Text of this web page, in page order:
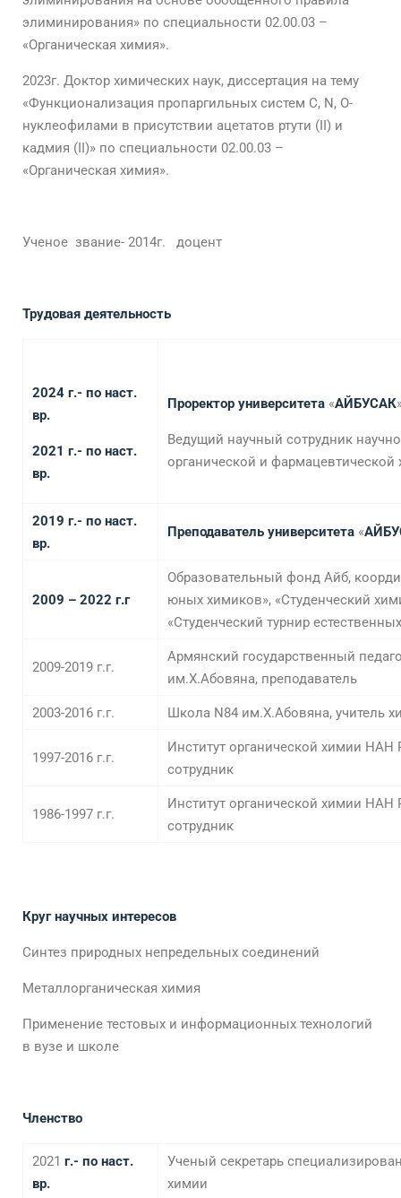
элиминирования» по специальности 02.00.03 –
«Органическая химия».
2023г. Доктор химических наук, диссертация на тему
«Функционализация пропаргильных систем С, N, O-
нуклеофилами в присутствии ацетатов ртути (II) и
кадмия (II)» по специальности 02.00.03 –
«Органическая химия».
Ученое звание- 2014г. доцент
Трудовая деятельность
2024 г.- по наст.
вр.
2021 г.- по наст.
вр.
Проректор университета «АЙБУСАК
Ведущий научный сотрудник
органической и
2019 г.- по наст.
вр.
Преподаватель университета «
2009 – 2022 г.г
Образовательный фонд Айб,
юных химиков», «Студенческий
«Студенческий турнир
2009-2019 г.г.
Армянский государственный
им.Х.Абовяна, преподаватель
2003-2016 г.г. Школа N84 им.Х.Абовяна, учитель
1997-2016 г.г.
Институт органической химии НАН
сотрудник
1986-1997 г.г.
Институт органической химии
сотрудник
Круг научных интересов
Синтез природных непредельных соединений
Металлорганическая химия
Применение тестовых и информационных технологий
в вузе и школе
Членство
2021 г.- по наст.
вр.
Ученый секретарь
химии